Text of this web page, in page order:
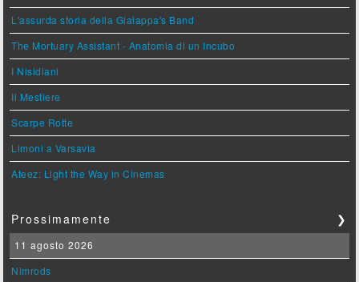
L'assurda storia della Gialappa's Band
The Mortuary Assistant - Anatomia di un Incubo
I Nisidiani
Il Mestiere
Scarpe Rotte
Limoni a Varsavia
Ateez: Light the Way in Cinemas
Prossimamente ❯
11 agosto 2026
Nimrods